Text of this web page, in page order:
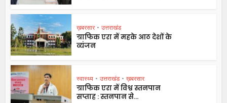
ख़बरसार • उत्तराखंड
ग्राफिक एरा में महके आठ देशों के
व्यंजन
स्वास्थ्य • उत्तराखंड • ख़बरसार
ग्राफिक एरा में विश्व स्तनपान
सप्ताह : स्तनपान से...